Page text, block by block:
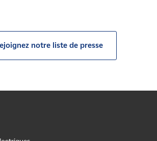
notre liste de presse